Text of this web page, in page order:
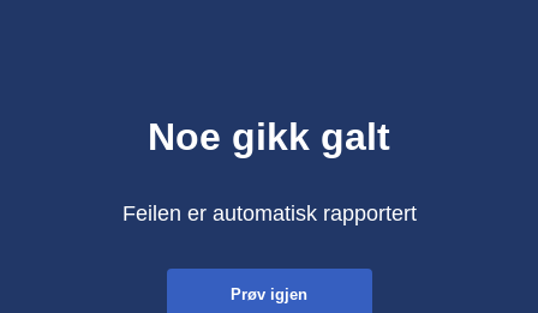
Noe gikk galt
Feilen er automatisk rapportert
Prøv igjen